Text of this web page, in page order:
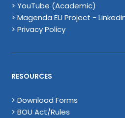
> YouTube (Academic)
> Magenda EU Project -
> Privacy Policy
RESOURCES
> Download Forms
> BOU Act/Rules